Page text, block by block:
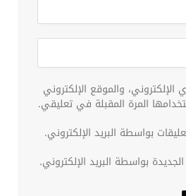
والموقع الإلكتروني
المرة المقبلة في تعليقي.
بواسطة البريد الإلكتروني.
بواسطة البريد الإلكتروني.